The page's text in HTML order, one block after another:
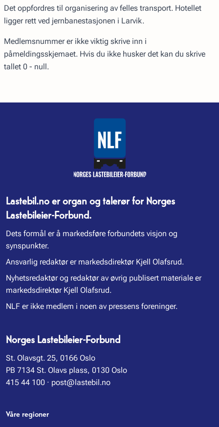
Det oppfordres til organisering av felles transport. Hotellet
ligger rett ved jernbanestasjonen i Larvik.
Medlemsnummer er ikke viktig skrive inn i
påmeldingsskjemaet. Hvis du ikke husker det kan du skrive
tallet 0 - null.
Lastebil.no er organ og talerør for Norges
Lastebileier-Forbund.
Dets formål er å markedsføre forbundets visjon og
synspunkter.
Ansvarlig redaktør er markedsdirektør Kjell Olafsrud.
Nyhetsredaktør og redaktør av øvrig publisert materiale er
markedsdirektør Kjell Olafsrud.
NLF er ikke medlem i noen av pressens foreninger.
Norges Lastebileier-Forbund
St. Olavsgt. 25, 0166 Oslo
PB 7134 St. Olavs plass, 0130 Oslo
415 44 100 · post@lastebil.no
Våre regioner